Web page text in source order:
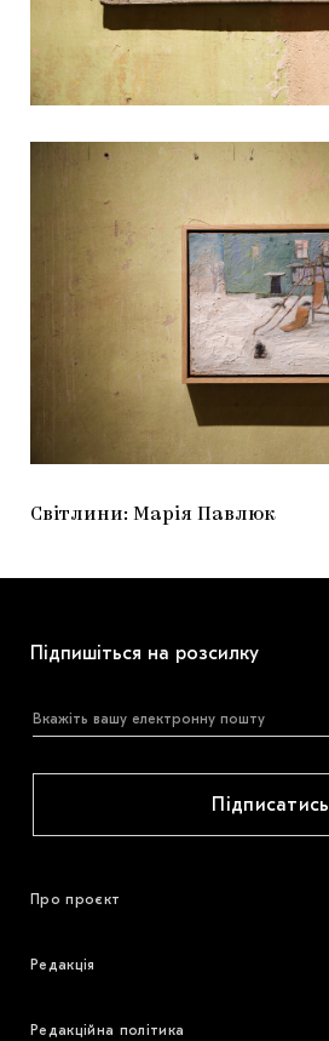
Світлини: Марія Павлюк
Підпишіться на розсилку
Підписатись
Про проєкт
Редакція
Редакційна політика